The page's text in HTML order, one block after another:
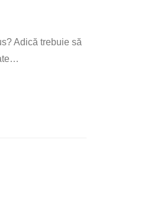
Adică trebuie să
…